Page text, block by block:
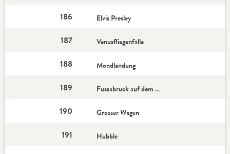
186 Elvis Presley
187 Venusfliegenfalle
188 Mondlandung
189 Fussabruck auf dem Mond
190 Grosser Wagen
191 Hubble